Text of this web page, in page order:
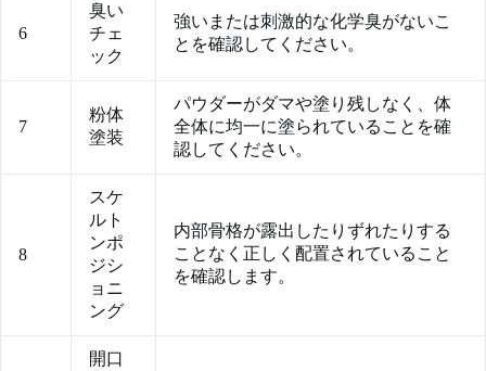
6
臭い
チェ
ック
強いまたは刺激的な化学臭がないこ
とを確認してください。
7
粉体
塗装
パウダーがダマや塗り残しなく、体
全体に均一に塗られていることを確
認してください。
8
スケ
ルト
ンポ
ジシ
ョニ
ング
内部骨格が露出したりずれたりする
ことなく正しく配置されていること
を確認します。
開口